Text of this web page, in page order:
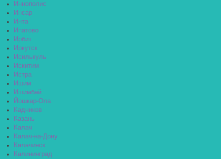
Иннополис
Инсар
Инта
Ипатово
Ирбит
Иркутск
Исилькуль
Искитим
Истра
Ишим
Ишимбай
Йошкар-Ола
Кадников
Казань
Калач
Калач-на-Дону
Калачинск
Калининград